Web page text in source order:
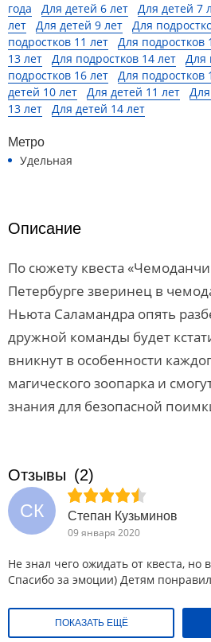
года
Для детей 6 лет Для детей 7
лет
Для детей 9 лет Для
подростков 11 лет
Для подростков
13 лет
Для подростков 14 лет Для
подростков 16 лет
Для подростков
детей 10 лет
Для детей 11 лет
13 лет
Для детей 14 лет
Метро
Удельная
Описание
По сюжету квеста
Петербурге зверинец в
Ньюта Саламандра опять
дружной команды будет
вникнут в особенности
магического зоопарка и
знания для безопасной
Отзывы (2)
СК
Степан Кузьминов
09 января 2020
Не знал чего ожидать от квеста, но
Спасибо за эмоции) Детям
ПОКАЗАТЬ ЕЩЁ